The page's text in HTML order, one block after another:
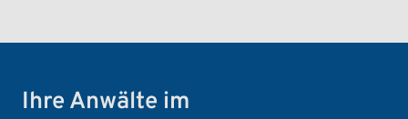
Ihre Anwälte im